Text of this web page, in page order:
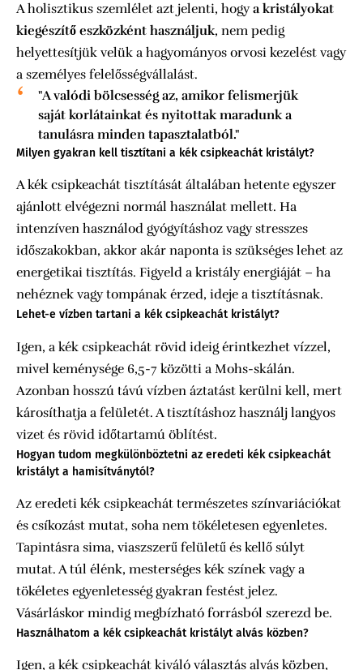
A holisztikus szemlélet azt jelenti, hogya kristályokat
kiegészítő eszközként használjuk, nem pedig
helyettesítjük velük a hagyományos orvosi kezelést vagy
a személyes felelősségvállalást.
"A valódi bölcsesség az, amikor felismerjük
saját korlátainkat és nyitottak maradunk a
tanulásra minden tapasztalatból."
Milyen gyakran kell tisztítani a kék csipkeachát kristályt?
A kék csipkeachát tisztítását általában hetente egyszer
ajánlott elvégezni normál használat mellett. Ha
intenzíven használod gyógyításhoz vagy stresszes
időszakokban, akkor akár naponta is szükséges lehet az
energetikai tisztítás. Figyeld a kristály energiáját – ha
nehéznek vagy tompának érzed, ideje a tisztításnak.
Lehet-e vízben tartani a kék csipkeachát kristályt?
Igen, a kék csipkeachát rövid ideig érintkezhet vízzel,
mivel keménysége 6,5-7 közötti a Mohs-skálán.
Azonban hosszú távú vízben áztatást kerülni kell, mert
károsíthatja a felületét. A tisztításhoz használj langyos
vizet és rövid időtartamú öblítést.
Hogyan tudom megkülönböztetni az eredeti kék csipkeachát
kristályt a hamisítványtól?
Az eredeti kék csipkeachát természetes színvariációkat
és csíkozást mutat, soha nem tökéletesen egyenletes.
Tapintásra sima, viaszszerű felületű és kellő súlyt
mutat. A túl élénk, mesterséges kék színek vagy a
tökéletes egyenletesség gyakran festést jelez.
Vásárláskor mindig megbízható forrásból szerezd be.
Használhatom a kék csipkeachát kristályt alvás közben?
Igen, a kék csipkeachát kiváló választás alvás közben,